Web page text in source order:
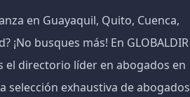
en Guayaquil, Quito, Cuenca,
¡No busques más! En GLOBALDIR
el directorio líder en abogados en
selección exhaustiva de abogados